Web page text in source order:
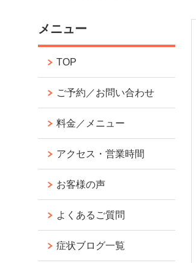
メニュー
TOP
ご予約／お問い合わせ
料金／メニュー
アクセス・営業時間
お客様の声
よくあるご質問
症状ブログ一覧